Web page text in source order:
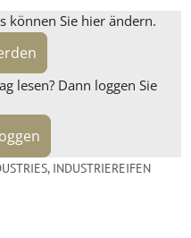
können Sie hier ändern.
lesen? Dann loggen Sie
, INDUSTRIEREIFEN